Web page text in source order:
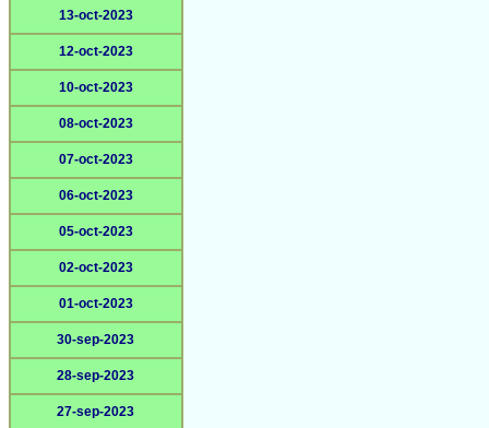
13-oct-2023
12-oct-2023
10-oct-2023
08-oct-2023
07-oct-2023
06-oct-2023
05-oct-2023
02-oct-2023
01-oct-2023
30-sep-2023
28-sep-2023
27-sep-2023